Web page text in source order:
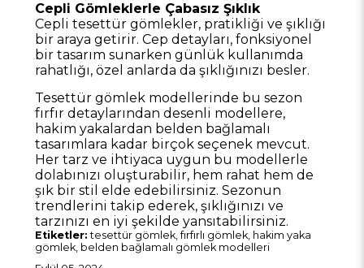
Cepli Gömleklerle Çabasız Şıklık
Cepli tesettür gömlekler, pratikliği ve şıklığı
bir araya getirir. Cep detayları, fonksiyonel
bir tasarım sunarken günlük kullanımda
rahatlığı, özel anlarda da şıklığınızı besler.
Tesettür gömlek modellerinde bu sezon
fırfır detaylarından desenli modellere,
hakim yakalardan belden bağlamalı
tasarımlara kadar birçok seçenek mevcut.
Her tarz ve ihtiyaca uygun bu modellerle
dolabınızı oluşturabilir, hem rahat hem de
şık bir stil elde edebilirsiniz. Sezonun
trendlerini takip ederek, şıklığınızı ve
tarzınızı en iyi şekilde yansıtabilirsiniz.
Etiketler: tesettür gömlek, fırfırlı gömlek, hakim yaka
gömlek, belden bağlamalı gömlek modelleri